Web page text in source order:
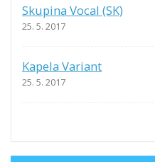
Skupina Vocal (SK)
25. 5. 2017
Kapela Variant
25. 5. 2017